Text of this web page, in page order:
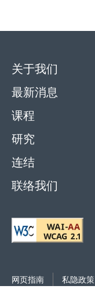
关于我们
最新消息
课程
研究
连结
联络我们
网页指南 私隐政策